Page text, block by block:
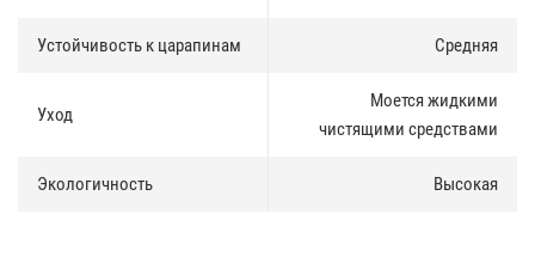
Устойчивость к царапинам Средняя
Уход
Моется жидкими
чистящими средствами
Экологичность Высокая